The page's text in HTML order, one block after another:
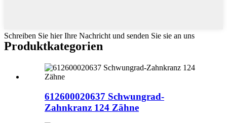
Schreiben Sie hier Ihre Nachricht und senden Sie sie an uns
Produktkategorien
612600020637 Schwungrad-
Zahnkranz 124 Zähne